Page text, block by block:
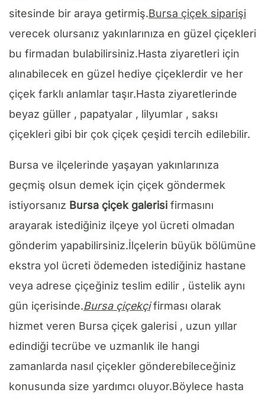
sitesinde bir araya getirmiş.Bursa çiçek siparişi
verecek olursanız yakınlarınıza en güzel çiçekleri
bu firmadan bulabilirsiniz.Hasta ziyaretleri için
alınabilecek en güzel hediye çiçeklerdir ve her
çiçek farklı anlamlar taşır.Hasta ziyaretlerinde
beyaz güller , papatyalar , lilyumlar , saksı
çiçekleri gibi bir çok çiçek çeşidi tercih edilebilir.
Bursa ve ilçelerinde yaşayan yakınlarınıza
geçmiş olsun demek için çiçek göndermek
istiyorsanız Bursa çiçek galerisi firmasını
arayarak istediğiniz ilçeye yol ücreti olmadan
gönderim yapabilirsiniz.İlçelerin büyük bölümüne
ekstra yol ücreti ödemeden istediğiniz hastane
veya adrese çiçeğiniz teslim edilir , üstelik aynı
gün içerisinde.Bursa çiçekçifirması olarak
hizmet veren Bursa çiçek galerisi , uzun yıllar
edindiği tecrübe ve uzmanlık ile hangi
zamanlarda nasıl çiçekler gönderebileceğiniz
konusunda size yardımcı oluyor.Böylece hasta